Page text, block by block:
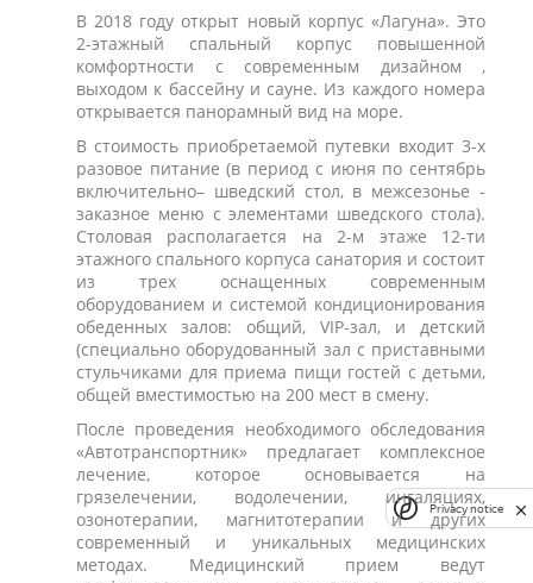
В 2018 году открыт новый корпус «Лагуна». Это
2-этажный спальный корпус повышенной
комфортности с современным дизайном ,
выходом к бассейну и сауне. Из каждого номера
открывается панорамный вид на море.
В стоимость приобретаемой путевки входит 3-х
разовое питание (в период с июня по сентябрь
включительно– шведский стол, в межсезонье -
заказное меню с элементами шведского стола).
Столовая располагается на 2-м этаже 12-ти
этажного спального корпуса санатория и состоит
из трех оснащенных современным
оборудованием и системой кондиционирования
обеденных залов: общий, VIP-зал, и детский
(специально оборудованный зал с приставными
стульчиками для приема пищи гостей с детьми,
общей вместимостью на 200 мест в смену.
После проведения необходимого обследования
«Автотранспортник» предлагает комплексное
лечение, которое основывается на
грязелечении, водолечении, ингаляциях,
озонотерапии, магнитотерапии и других
современный и уникальных медицинских
методах. Медицинский прием ведут
Privacy notice